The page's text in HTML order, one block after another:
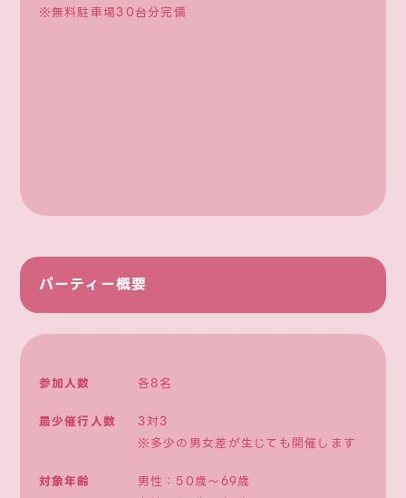
※無料駐車場30台分完備
パーティー概要
参加人数
各8名
最少催行人数
3対3
※多少の男女差が生じても開催します
対象年齢
男性：50歳〜69歳